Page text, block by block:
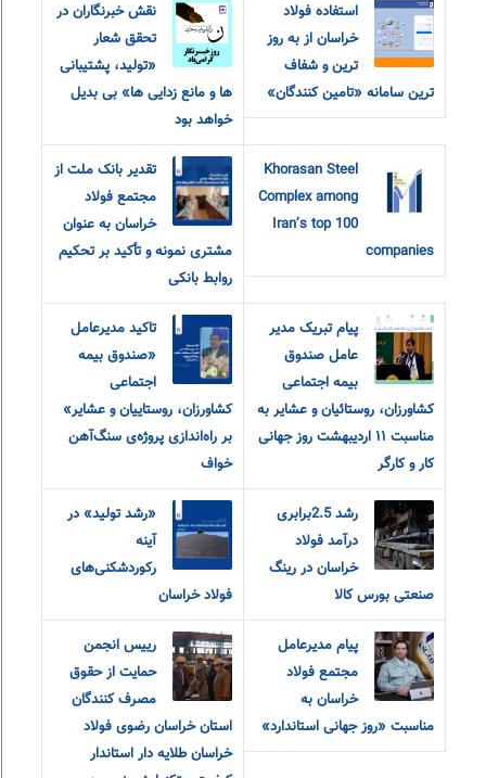
استفاده فولاد
خراسان از به روز
ترین و شفاف
ترین سامانه «تامین کنندگان»
نقش خبرنگاران در
تحقق شعار
«تولید، پشتیبانی
ها و مانع زدایی ها» بی بدیل
خواهد بود
Khorasan Steel
Complex among
Iran’s top 100
companies
تقدیر بانک ملت از
مجتمع فولاد
خراسان به عنوان
مشتری نمونه و تأکید بر تحکیم
روابط بانکی
پیام تبریک مدیر
عامل صندوق
بیمه اجتماعی
کشاورزان، روستائیان و عشایر به
مناسبت ۱۱ اردیبهشت روز جهانی
کار و کارگر
تاکید مدیرعامل
«صندوق بیمه‌
اجتماعی
کشاورزان، روستاییان و عشایر»
بر راه‌اندازی پروژه‌ی سنگ‌آهن
خواف
رشد 2.5برابری
درآمد فولاد
خراسان در رینگ
صنعتی بورس کالا
«رشد تولید» در
آینه
رکوردشکنی‌های
فولاد خراسان
پیام مدیرعامل
مجتمع فولاد
خراسان به
مناسبت «روز جهانی استاندارد»
رییس انجمن
حمایت از حقوق
مصرف کنندگان
استان خراسان رضوی فولاد
خراسان طلایه دار استاندار